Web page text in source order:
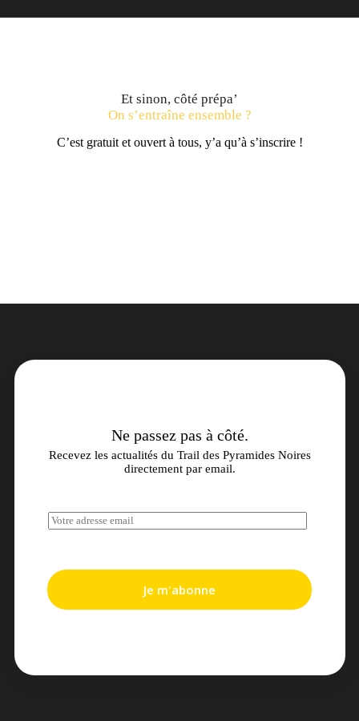
Et sinon, côté prépa’
On s’entraîne ensemble ?
C’est gratuit et ouvert à tous, y’a qu’à s’inscrire !
Ne passez pas à côté.
Recevez les actualités du Trail des Pyramides Noires
directement par email.
E
m
*
Je m'abonne